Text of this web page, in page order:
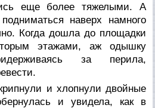
еще более тяжелыми. А
наверх намного
Когда дошла до площадки
этажами, аж одышку
за перила,
и хлопнули двойные
и увидела, как в